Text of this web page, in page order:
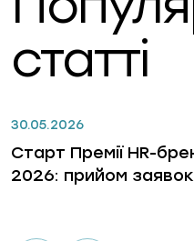
статті
30.05.2026
Старт Премії HR-
2026: прийом заявок